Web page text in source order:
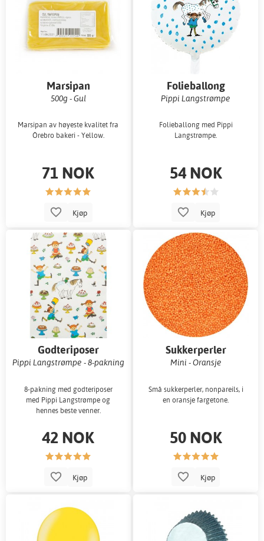
Marsipan
500g - Gul
Marsipan av høyeste kvalitet fra
Örebro bakeri - Yellow.
71 NOK
Kjøp
Folieballong
Pippi Langstrømpe
Folieballong med Pippi
Langstrømpe.
54 NOK
Kjøp
Godteriposer
Pippi Langstrømpe - 8-pakning
8-pakning med godteriposer
med Pippi Langstrømpe og
hennes beste venner.
42 NOK
Kjøp
Sukkerperler
Mini - Oransje
Små sukkerperler, nonpareils, i
en oransje fargetone.
50 NOK
Kjøp